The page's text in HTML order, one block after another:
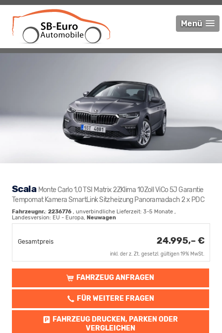
Menü
Scala Monte Carlo 1,0 TSI Matrix 2ZKlima 10Zoll ViCo 5J Garantie
Tempomat Kamera SmartLink Sitzheizung Panoramadach 2 x PDC
Fahrzeugnr.: 2236776 , unverbindliche Lieferzeit: 3-5 Monate ,
Landesversion: EU - Europa, Neuwagen
Gesamtpreis 24.995,– €
inkl. der z. Zt. gesetzl. gültigen 19% MwSt.
FAHRZEUG ANFRAGEN
FÜR WEITERE FRAGEN
FAHRZEUG DRUCKEN, PARKEN ODER
VERGLEICHEN